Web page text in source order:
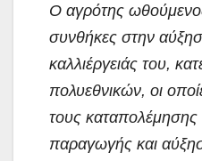
Ο αγρότης
συνθήκες στην
καλλιέργειάς του,
πολυεθνικών, οι
τους
παραγωγής και